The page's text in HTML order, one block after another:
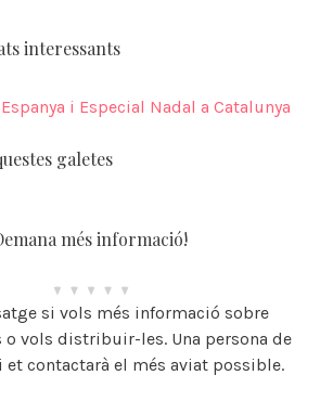
interessants
i Especial Nadal a Catalunya
galetes
més informació!
si vols més informació sobre
o vols distribuir-les. Una persona de
et contactarà el més aviat possible.